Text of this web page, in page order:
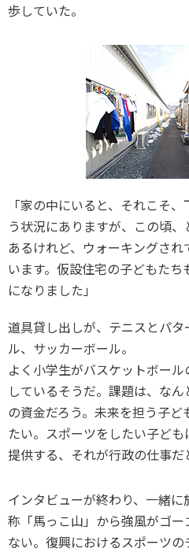
歩していた。
「家の中にいると、それこそ
う状況にありますが、この頃
あるけれど、ウォーキングさ
います。仮設住宅の子どもた
になりました」
道具貸し出しが、テニスとパ
ル、サッカーボール。
よく小学生がバスケットボー
しているそうだ。課題は、な
の資金だろう。未来を担う子
たい。スポーツをしたい子ど
提供する、それが行政の仕事だ
インタビューが終わり、一緒
称「馬っこ山」から強風がゴ
ない。復興におけるスポーツ